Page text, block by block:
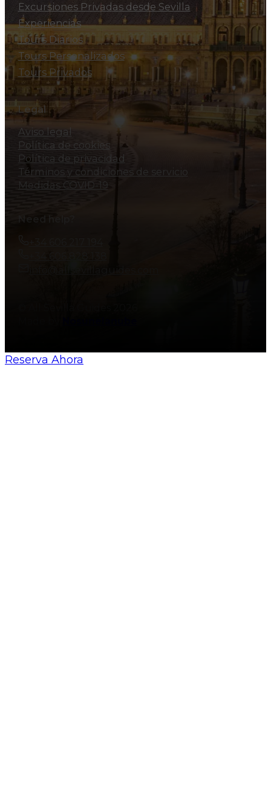
Excursiones Privadas desde Sevilla
Experiencias
Tours Diarios
Tours Personalizados
Tours Privados
Legal
Aviso legal
Política de cookies
Política de privacidad
Términos y condiciones de servicio
Medidas COVID-19
Reserva Ahora